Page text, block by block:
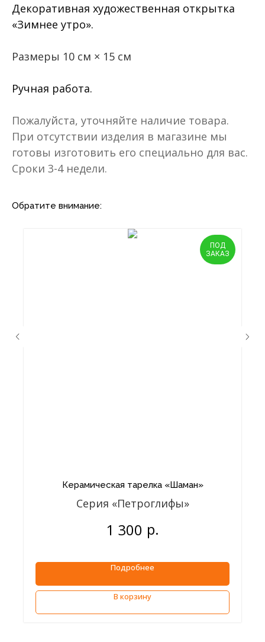
Декоративная художественная открытка
«Зимнее утро».
Размеры 10 см × 15 см
Ручная работа.
Пожалуйста, уточняйте наличие товара.
При отсутствии изделия в магазине мы
готовы изготовить его специально для вас.
Сроки 3-4 недели.
Обратите внимание:
ПОД
ЗАКАЗ
Керамическая тарелка «Шаман»
Серия «Петроглифы»
1 300 р.
Подробнее
В корзину